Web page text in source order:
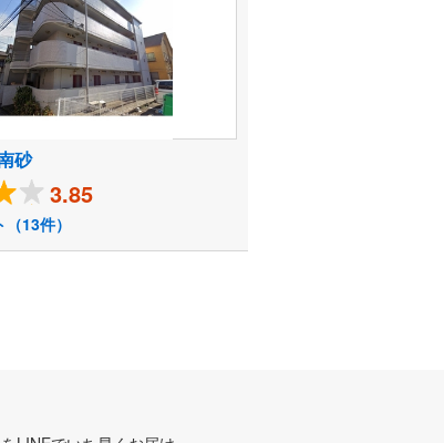
砂
3.85
13件）